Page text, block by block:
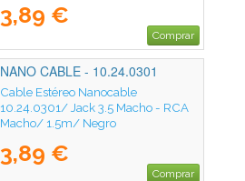
3,89 €
Comprar
NANO CABLE - 10.24.0301
Cable Estéreo Nanocable
10.24.0301/ Jack 3.5 Macho - RCA
Macho/ 1.5m/ Negro
3,89 €
Comprar